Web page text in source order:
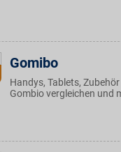
Gomibo
Handys, Tablets,
Gombio vergleichen und